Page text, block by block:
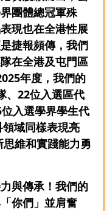
團體總冠軍殊
現也在全港性展
捷報頻傳，我們
在全港及屯門區
年度，我們的
、22位入選區代
入選學界學生代
域同樣表現亮
維和實踐能力勇
與傳承！我們的
你們」並肩奮